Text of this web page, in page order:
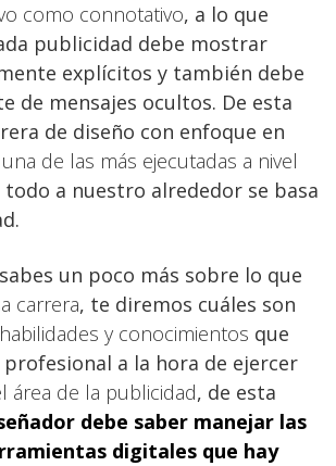
como connotativo, a lo que
publicidad debe mostrar
explícitos y también debe
de mensajes ocultos. De esta
de diseño con enfoque en
de las más ejecutadas a nivel
todo a nuestro alrededor se basa
un poco más sobre lo que
carrera, te diremos cuáles son
y conocimientos que
a la hora de ejercer
área de la publicidad, de esta
debe saber manejar las
digitales que hay